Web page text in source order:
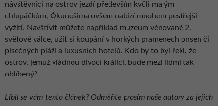
návštěvníci na ostrov jezdí především kvůli malým
chlupáčkům, Ókunošima ovšem nabízí mnohem pestřejší
vyžití. Navštívit můžete například muzeum věnované 2.
světové válce, užít si koupání v horkých pramenech onsen či
písečných pláží a luxusních hotelů. Kdo by to byl řekl, že
ostrov, jemuž vládnou divocí králíci, bude mezi lidmi tak
oblíbený?
Líbil se vám tento článek? Odměňte prosím naše autory za jejich